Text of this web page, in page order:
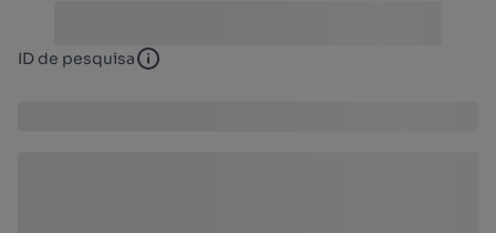
ID de pesquisa ID de pesquisa